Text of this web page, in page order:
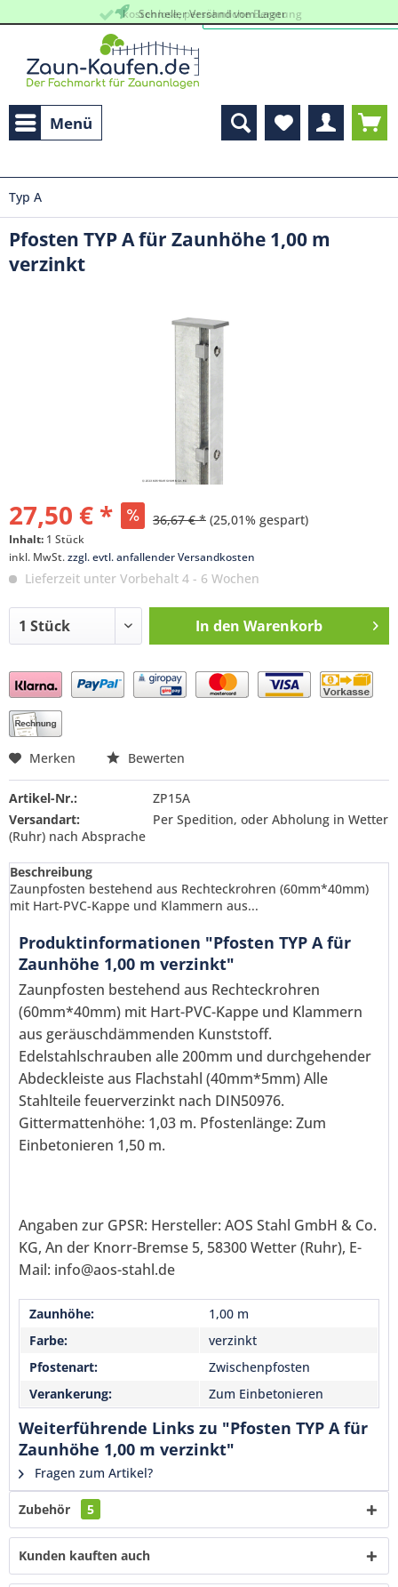
Schneller Versand vom Lager
kostenlose, persöhnliche Beratung
Menü
Typ A
Pfosten TYP A für Zaunhöhe 1,00 m
verzinkt
27,50 € * 36,67 € * (25,01% gespart)
Inhalt: 1 Stück
inkl. MwSt.zzgl. evtl. anfallender Versandkosten
Lieferzeit unter Vorbehalt 4 - 6 Wochen
In den Warenkorb
Preis anfragen
Ich habe die Datenschutzerklärung
Senden
Merken Bewerten
Artikel-Nr.:
ZP15A
Versandart:
Per Spedition, oder Abholung in Wetter
(Ruhr) nach Absprache
Beschreibung
Zaunpfosten bestehend aus Rechteckrohren (60mm*40mm)
mit Hart-PVC-Kappe und Klammern aus...
Produktinformationen "Pfosten TYP A für
Zaunhöhe 1,00 m verzinkt"
Zaunpfosten bestehend aus Rechteckrohren
(60mm*40mm) mit Hart-PVC-Kappe und Klammern
aus geräuschdämmenden Kunststoff.
Edelstahlschrauben alle 200mm und durchgehender
Abdeckleiste aus Flachstahl (40mm*5mm) Alle
Stahlteile feuerverzinkt nach DIN50976.
Gittermattenhöhe: 1,03 m. Pfostenlänge: Zum
Einbetonieren 1,50 m.
Angaben zur GPSR: Hersteller: AOS Stahl GmbH & Co.
KG, An der Knorr-Bremse 5, 58300 Wetter (Ruhr), E-
Mail: info@aos-stahl.de
Zaunhöhe:
1,00 m
Farbe:
verzinkt
Pfostenart:
Zwischenpfosten
Verankerung:
Zum Einbetonieren
Weiterführende Links zu "Pfosten TYP A für
Zaunhöhe 1,00 m verzinkt"
Fragen zum Artikel?
Zubehör 5
Kunden kauften auch